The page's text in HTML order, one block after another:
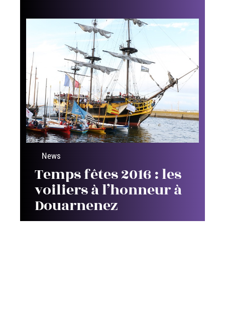
News
Temps fêtes 2016 : les
voiliers à l’honneur à
Douarnenez